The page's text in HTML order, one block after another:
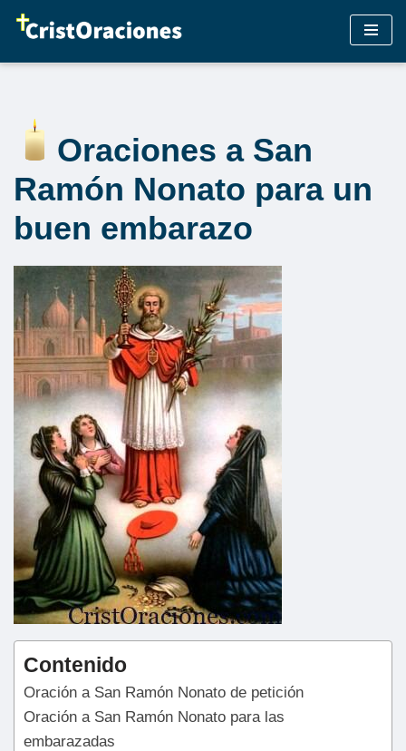
Oraciones a San
Ramón Nonato para un
buen embarazo
Contenido
Oración a San Ramón Nonato de petición
Oración a San Ramón Nonato para las
embarazadas